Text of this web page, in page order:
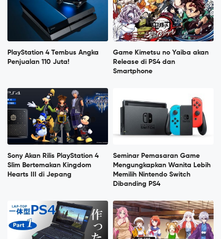
PlayStation 4 Tembus Angka
Penjualan 110 Juta!
Game Kimetsu no Yaiba akan
Release di PS4 dan
Smartphone
Sony Akan Rilis PlayStation 4
Slim Bertemakan Kingdom
Hearts III di Jepang
Seminar Pemasaran Game
Mengungkapkan Wanita Lebih
Memilih Nintendo Switch
Dibanding PS4